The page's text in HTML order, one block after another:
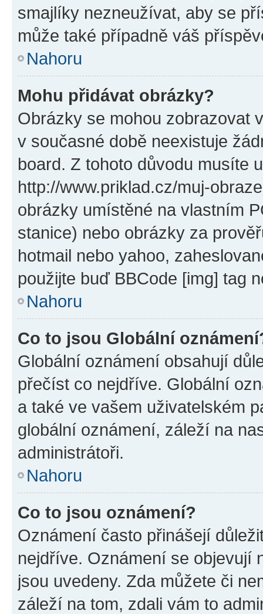
smajlíky nezneužívat, aby se
může také případně váš
Nahoru
Mohu přidávat obrázky?
Obrázky se mohou zobrazovat
v současné době neexistuje
board. Z tohoto důvodu musíte
http://www.priklad.cz/muj-
obrázky umístěné na vlastním
stanice) nebo obrázky za
hotmail nebo yahoo,
použijte buď BBCode [img] tag
Nahoru
Co to jsou Globální
Globální oznámení obsahují
přečíst co nejdříve. Globální
a také ve vašem uživatelském
globální oznámení, záleží na
administrátoři.
Nahoru
Co to jsou oznámení?
Oznámení často přinášejí
nejdříve. Oznámení se objevují
jsou uvedeny. Zda můžete či
záleží na tom, zdali vám to